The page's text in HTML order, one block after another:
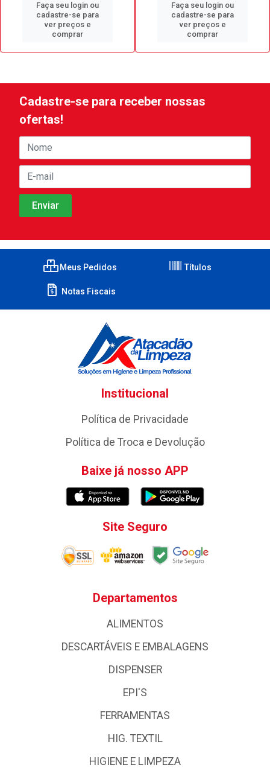
Faça seu login ou
cadastre-se para
ver preços e
comprar
Faça seu login ou
cadastre-se para
ver preços e
comprar
Cadastre-se para receber nossas
ofertas!
Meus Pedidos Títulos
Notas Fiscais
Institucional
Política de Privacidade
Política de Troca e Devolução
Baixe já nosso APP
Site Seguro
Departamentos
ALIMENTOS
DESCARTÁVEIS E EMBALAGENS
DISPENSER
EPI'S
FERRAMENTAS
HIG. TEXTIL
HIGIENE E LIMPEZA